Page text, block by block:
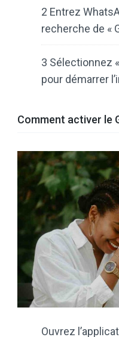
2 Entrez
recherche de «
3 Sélectionnez
pour démarrer
Comment activer le
Ouvrez